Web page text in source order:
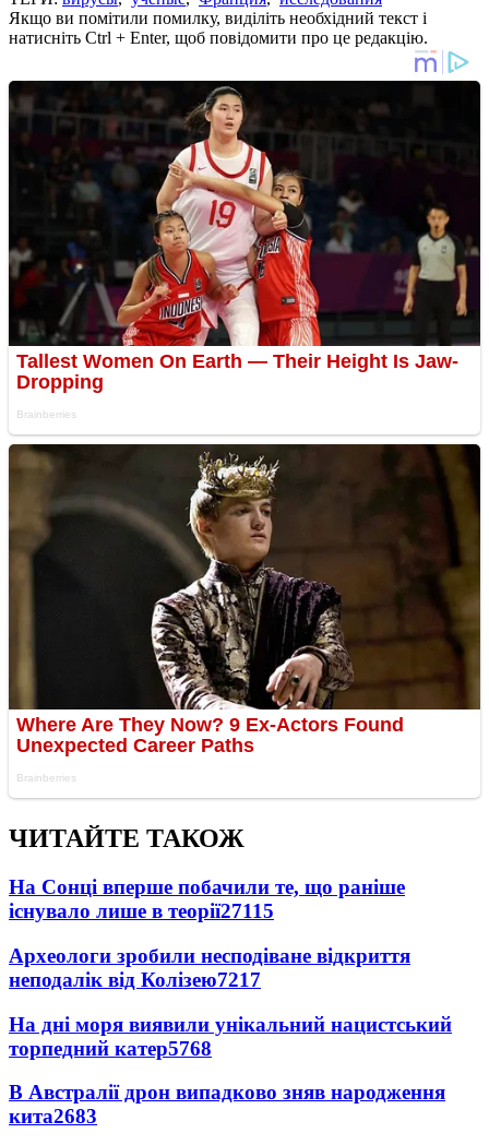
Якщо ви помітили помилку, виділіть необхідний текст і
натисніть Ctrl + Enter, щоб повідомити про це редакцію.
ЧИТАЙТЕ ТАКОЖ
На Сонці вперше побачили те, що раніше
існувало лише в теорії27115
Археологи зробили несподіване відкриття
неподалік від Колізею7217
На дні моря виявили унікальний нацистський
торпедний катер5768
В Австралії дрон випадково зняв народження
кита2683